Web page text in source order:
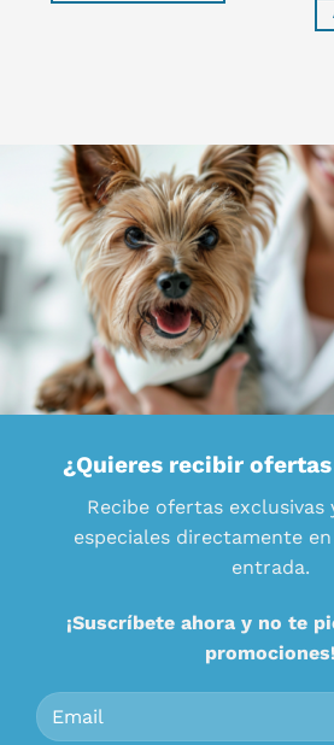
¿Quieres recibir
Recibe ofertas exclusivas
especiales directamente
entrada.
¡Suscríbete ahora y no te
promociones!